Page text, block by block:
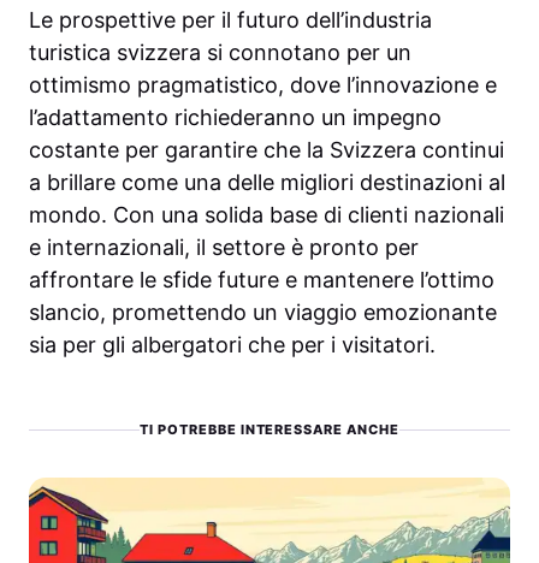
Le prospettive per il futuro dell’industria
turistica svizzera si connotano per un
ottimismo pragmatistico, dove l’innovazione e
l’adattamento richiederanno un impegno
costante per garantire che la Svizzera continui
a brillare come una delle migliori destinazioni al
mondo. Con una solida base di clienti nazionali
e internazionali, il settore è pronto per
affrontare le sfide future e mantenere l’ottimo
slancio, promettendo un viaggio emozionante
sia per gli albergatori che per i visitatori.
TI POTREBBE INTERESSARE ANCHE